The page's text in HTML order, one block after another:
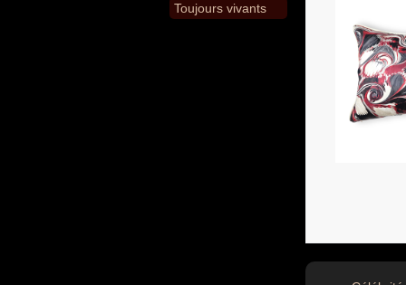
Toujours vivants